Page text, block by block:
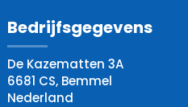
Bedrijfsgegevens
De Kazematten 3A
6681 CS, Bemmel
Nederland